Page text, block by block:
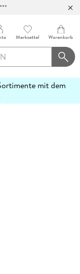
Merkzettel Warenkorb
mit dem